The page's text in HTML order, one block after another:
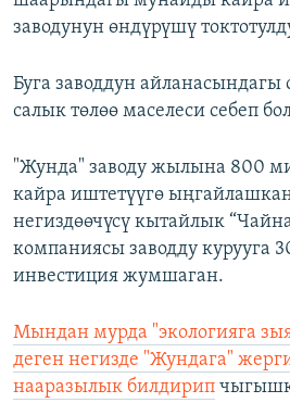
заводунун өндүрүшү
Буга заводдун
салык төлөө маселеси себеп
"Жунда" заводу жылына 800
кайра иштетүүгө
негиздөөчүсү кытайлык
компаниясы заводду курууга
инвестиция жумшаган.
Мындан мурда "экологияга
деген негизде "Жундага"
нааразылык билдирип